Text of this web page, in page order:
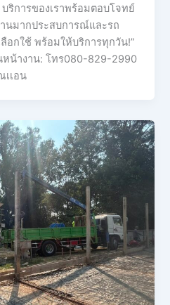
ริการของเราพร้อมตอบโจทย์
นมากประสบการณ์และรถ
อกใช้ พร้อมให้บริการทุกวัน!”
หน้างาน: โทร080-829-2990
เอน